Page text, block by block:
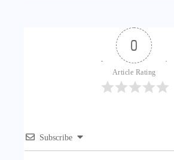
0
Article Rating
Subscribe